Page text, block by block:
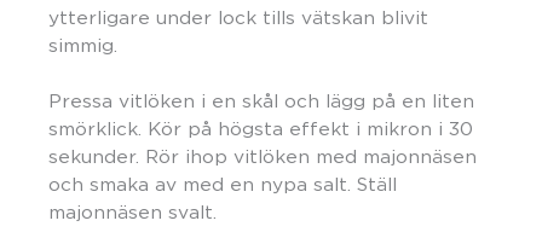
ytterligare under lock tills vätskan blivit
simmig.
Pressa vitlöken i en skål och lägg på en liten
smörklick. Kör på högsta effekt i mikron i 30
sekunder. Rör ihop vitlöken med majonnäsen
och smaka av med en nypa salt. Ställ
majonnäsen svalt.